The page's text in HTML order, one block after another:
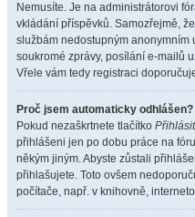
Nemusíte. Je na administrátorovi
vkládání příspěvků. Samozřejmě,
službám nedostupným anonymním
soukromé zprávy, posílání e-mailů
Vřele vám tedy registraci
Proč jsem automaticky odhlášen?
Pokud nezaškrtnete tlačítko
přihlášeni jen po dobu práce na
někým jiným. Abyste zůstali
přihlašujete. Toto ovšem
počítače, např. v knihovně,